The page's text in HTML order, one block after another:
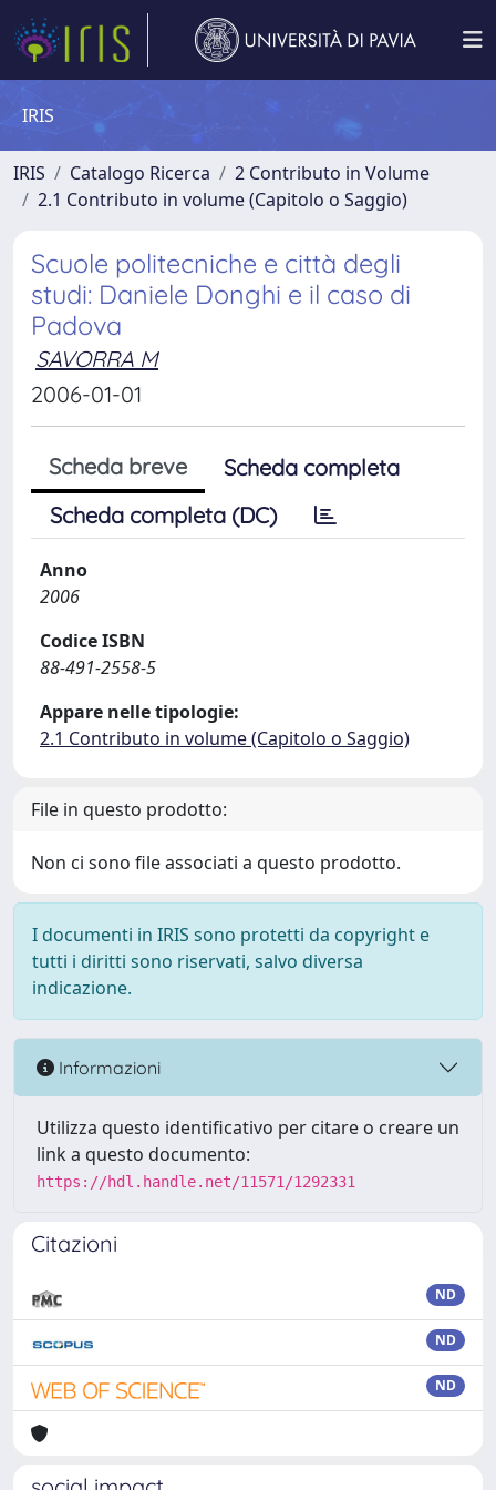
IRIS
IRIS Catalogo Ricerca
2 Contributo in Volume
2.1 Contributo in volume (Capitolo o Saggio)
Scuole politecniche e città degli
studi: Daniele Donghi e il caso di
Padova
SAVORRA M
2006-01-01
Scheda breve
Scheda completa
Scheda completa (DC)
Anno
2006
Codice ISBN
88-491-2558-5
Appare nelle tipologie:
2.1 Contributo in volume (Capitolo o Saggio)
File in questo prodotto:
Non ci sono file associati a questo prodotto.
I documenti in IRIS sono protetti da copyright e
tutti i diritti sono riservati, salvo diversa
indicazione.
Informazioni
Utilizza questo identificativo per citare o creare un
link a questo documento:
https://hdl.handle.net/11571/1292331
Citazioni
ND
ND
ND